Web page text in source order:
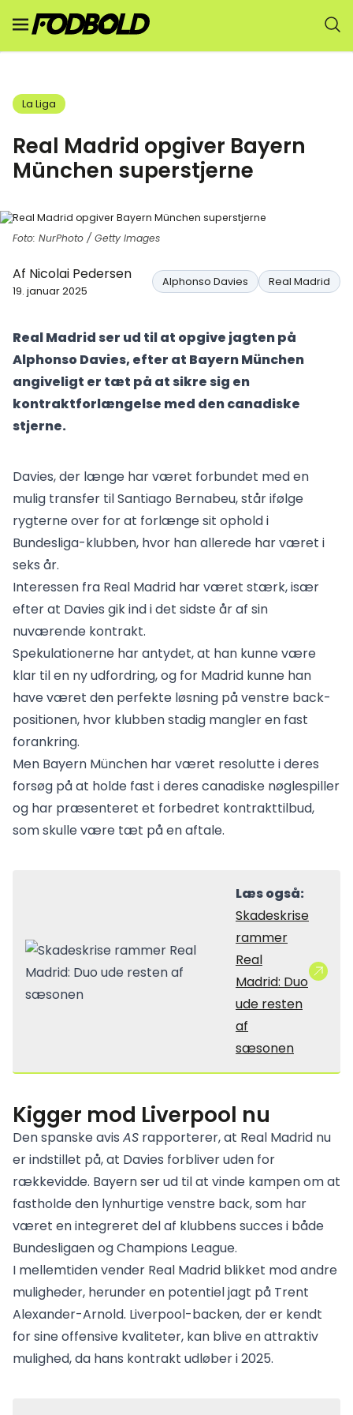
La Liga
Real Madrid opgiver Bayern
München superstjerne
Foto: NurPhoto / Getty Images
Af Nicolai Pedersen
19. januar 2025
Alphonso Davies Real Madrid
Real Madrid ser ud til at opgive jagten på
Alphonso Davies, efter at Bayern München
angiveligt er tæt på at sikre sig en
kontraktforlængelse med den canadiske
stjerne.
Davies, der længe har været forbundet med en
mulig transfer til Santiago Bernabeu, står ifølge
rygterne over for at forlænge sit ophold i
Bundesliga-klubben, hvor han allerede har været i
seks år.
Interessen fra Real Madrid har været stærk, især
efter at Davies gik ind i det sidste år af sin
nuværende kontrakt.
Spekulationerne har antydet, at han kunne være
klar til en ny udfordring, og for Madrid kunne han
have været den perfekte løsning på venstre back-
positionen, hvor klubben stadig mangler en fast
forankring.
Men Bayern München har været resolutte i deres
forsøg på at holde fast i deres canadiske nøglespiller
og har præsenteret et forbedret kontrakttilbud,
som skulle være tæt på en aftale.
Læs også:
Skadeskrise
rammer
Real
Madrid: Duo
ude resten
af
sæsonen
Kigger mod Liverpool nu
Den spanske avis AS rapporterer, at Real Madrid nu
er indstillet på, at Davies forbliver uden for
rækkevidde. Bayern ser ud til at vinde kampen om at
fastholde den lynhurtige venstre back, som har
været en integreret del af klubbens succes i både
Bundesligaen og Champions League.
I mellemtiden vender Real Madrid blikket mod andre
muligheder, herunder en potentiel jagt på Trent
Alexander-Arnold. Liverpool-backen, der er kendt
for sine offensive kvaliteter, kan blive en attraktiv
mulighed, da hans kontrakt udløber i 2025.